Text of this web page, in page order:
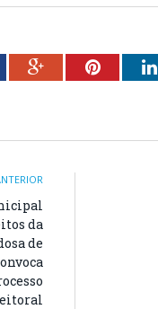
Google+Pinterest
da
de